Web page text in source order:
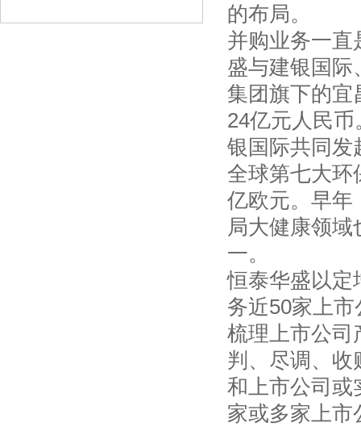
的布局。
并购业务一直
盛与建银国际
集团旗下的宜
24亿元人民
银国际共同发
全球第七大环
亿欧元。早年
局大健康领
一。
恒泰华盛以定
务近50家上
梳理上市公司
判、尽调、收
和上市公司或
家或多家上市